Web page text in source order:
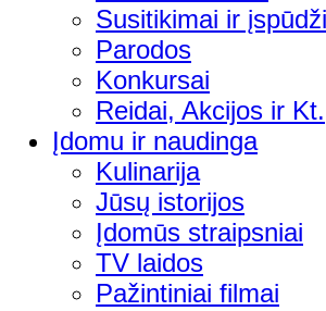
Susitikimai ir
Parodos
Konkursai
Reidai, Akcijos ir Kt.
Įdomu ir naudinga
Kulinarija
Jūsų istorijos
Įdomūs straipsniai
TV laidos
Pažintiniai filmai